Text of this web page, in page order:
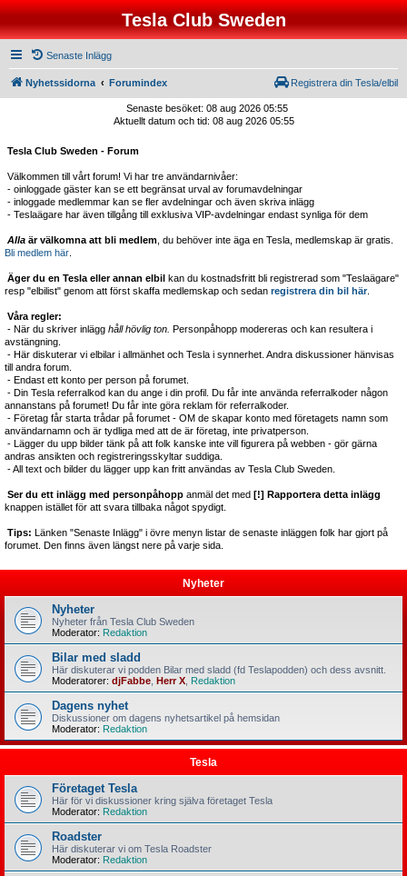
Tesla Club Sweden
Senaste Inlägg
Nyhetssidorna Forumindex Registrera din Tesla/elbil
Senaste besöket: 08 aug 2026 05:55
Aktuellt datum och tid: 08 aug 2026 05:55
Tesla Club Sweden - Forum
Välkommen till vårt forum! Vi har tre användarnivåer:
- oinloggade gäster kan se ett begränsat urval av forumavdelningar
- inloggade medlemmar kan se fler avdelningar och även skriva inlägg
- Teslaägare har även tillgång till exklusiva VIP-avdelningar endast synliga för dem
Alla är välkomna att bli medlem , du behöver inte äga en Tesla, medlemskap är gratis.
Bli medlem här
Äger du en Tesla eller annan elbil kan du kostnadsfritt bli registrerad som "Teslaägare"
resp "elbilist" genom att först skaffa medlemskap och sedan registrera din bil här.
Våra regler:
- När du skriver inlägg håll hövlig ton. Personpåhopp modereras och kan resultera i
avstängning.
- Här diskuterar vi elbilar i allmänhet och Tesla i synnerhet. Andra diskussioner hänvisas
till andra forum.
- Endast ett konto per person på forumet.
- Din Tesla referralkod kan du ange i din profil. Du får inte använda referralkoder någon
annanstans på forumet! Du får inte göra reklam för referralkoder.
- Företag får starta trådar på forumet - OM de skapar konto med företagets namn som
användarnamn och är tydliga med att de är företag, inte privatperson.
- Lägger du upp bilder tänk på att folk kanske inte vill figurera på webben - gör gärna
andras ansikten och registreringsskyltar suddiga.
- All text och bilder du lägger upp kan fritt användas av Tesla Club Sweden.
Ser du ett inlägg med personpåhopp anmäl det med [!] Rapportera detta inlägg
knappen istället för att svara tillbaka något spydigt.
Tips: Länken "Senaste Inlägg" i övre menyn listar de senaste inläggen folk har gjort på
forumet. Den finns även längst nere på varje sida.
Nyheter
Nyheter
Nyheter från Tesla Club Sweden
Moderator: Redaktion
Bilar med sladd
Här diskuterar vi podden Bilar med sladd (fd Teslapodden) och dess avsnitt.
Moderatorer: djFabbe Herr X Redaktion
Dagens nyhet
Diskussioner om dagens nyhetsartikel på hemsidan
Moderator: Redaktion
Tesla
Företaget Tesla
Här för vi diskussioner kring själva företaget Tesla
Moderator: Redaktion
Roadster
Här diskuterar vi om Tesla Roadster
Moderator: Redaktion